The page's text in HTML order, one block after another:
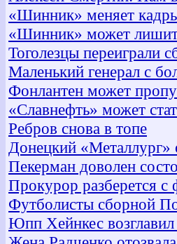
«Шинник» меняет
«Шинник» может
Тоголезцы переиграли
Маленький генерал с
Фонлантен может
«Славнефть» может
Ребров снова в топе
Донецкий «Металлург»
Пекерман доволен
Прокурор разберется с
Футболисты сборной
Юпп Хейнкес